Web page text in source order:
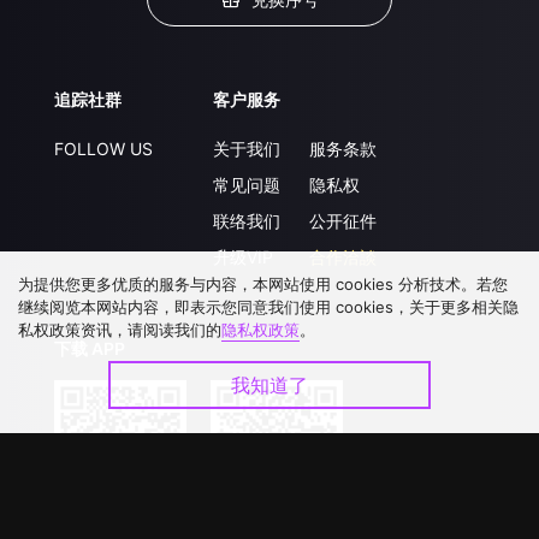
追踪社群
FOLLOW US
客户服务
关于我们
常见问题
联络我们
升级VIP
服务条款
隐私权
公开征件
合作洽談
为提供您更多优质的服务与内容，本网站使用 cookies 分析技术。若您
继续阅览本网站内容，即表示您同意我们使用 cookies，关于更多相关隐
私权政策资讯，请阅读我们的隐私权政策。
我知道了